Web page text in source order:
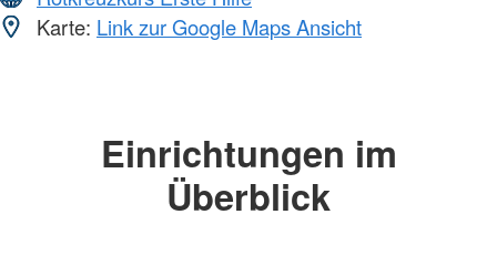
Karte: Link zur Google Maps Ansicht
Einrichtungen im
Überblick